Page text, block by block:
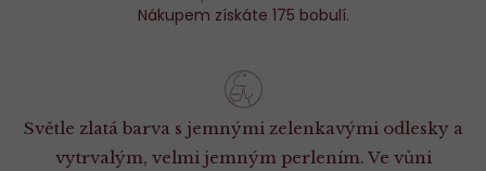
Světle zlatá barva s jemnými zelenkavými odlesky a
vytrvalým, velmi jemným perlením. Ve vůni
Nákupem získáte 175 bobulí.